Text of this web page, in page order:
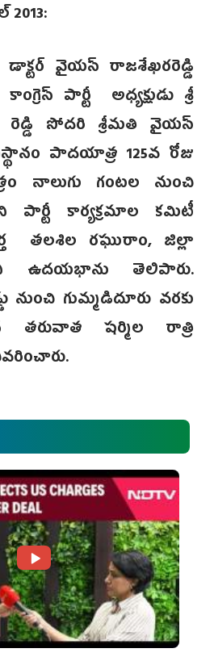
వైయస్ రాజశేఖరరెడ్డి
పార్టీ అధ్యక్షుడు శ్రీ
సోదరి శ్రీమతి వైయస్
పాదయాత్ర 125వ రోజు
నాలుగు గంటల నుంచి
పార్టీ కార్యక్రమాల కమిటీ
తలశిల రఘురాం, జిల్లా
ఉదయభాను తెలిపారు.
నుంచి గుమ్మడిదూరు వరకు
షర్మిల రాత్రి